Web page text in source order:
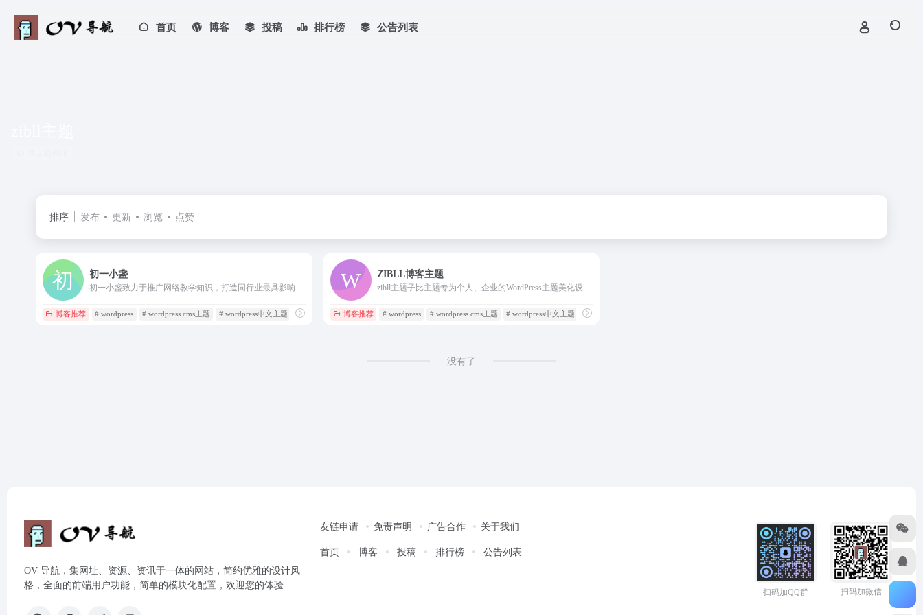
首页 博客 投稿 排行榜 公告列表
排序 发布 更新 浏览 点赞
初一小盏
博客推荐 # wordpress # wordpress cms主题 # wordpress中文主题
ZIBLL博客主题
博客推荐 # wordpress # wordpress cms主题 # wordpress中文主题
没有了
OV 导航，集网址、资源、资讯于一体的网站，简约优雅的设计风
格，全面的前端用户功能，简单的模块化配置，欢迎您的体验
友链申请 免责声明 广告合作 关于我们
首页 博客 投稿 排行榜 公告列表
扫码加QQ群 扫码加微信